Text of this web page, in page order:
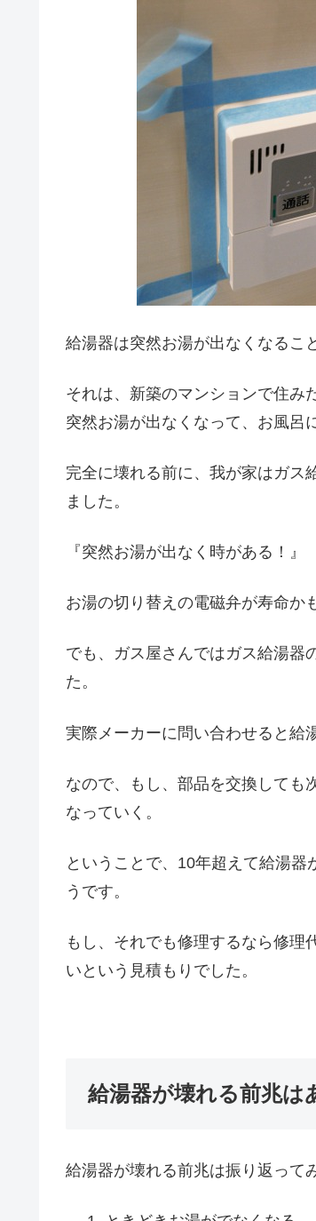
給湯器は突然お湯が出なくなるこ
それは、新築のマンションで住み
突然お湯が出なくなって、お風呂
完全に壊れる前に、我が家はガス
ました。
『突然お湯が出なく時がある！』
お湯の切り替えの電磁弁が寿命か
でも、ガス屋さんではガス給湯器
た。
実際メーカーに問い合わせると給
なので、もし、部品を交換しても
なっていく。
ということで、10年超えて給湯
うです。
もし、それでも修理するなら修理
いという見積もりでした。
給湯器が壊れる前兆は
給湯器が壊れる前兆は振り返って